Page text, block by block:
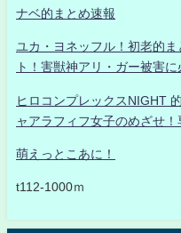
ナベ的まとめ速報
ユカ・ヨネッフル！初老的
ト！害獣神アリ・ガー被害
ヒロコンプレックスNIGHT
ャアラフィフ女子のめざせ
萌えっとこあに！
t112-1000ｍ